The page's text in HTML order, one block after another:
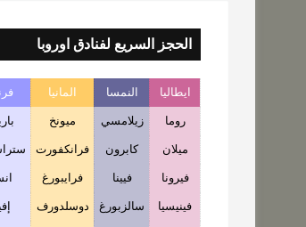
الحجز السريع لفنادق اوروبا
ايطاليا النمسا المانيا
روما زيلامسي ميونخ
ميلان كابرون فرانكفورت
فيرونا فيينا فرايبورغ
فينيسيا سالزبورغ دوسلدورف